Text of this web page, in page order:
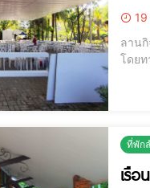
ลาน
โดยท
ที่พัก
เรือ